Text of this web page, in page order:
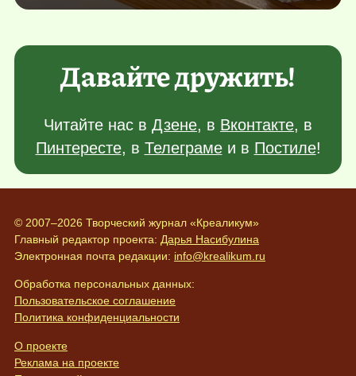
Давайте дружить!
Читайте нас в Дзене, в Вконтакте, в
Пинтересте, в Телеграмеи в Постиле!
© 2007–2026 Творческий журнал «Креаликум»
Главный редактор проекта: Дарья Насибулина
Электронная почта редакции: info@krealikum.ru
Обработка персональных данных:
Пользовательское соглашение
Политика конфиденциальности
О проекте
Реклама на проекте